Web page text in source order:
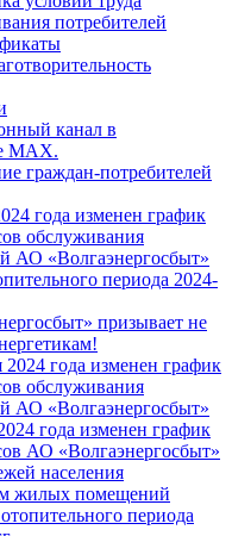
потребителей
канал в
MAX.
граждан-потребителей
года изменен график
обслуживания
АО «Волгаэнергосбыт»
периода 2024-
призывает не
2024 года изменен график
обслуживания
АО «Волгаэнергосбыт»
года изменен график
АО «Волгаэнергосбыт»
населения
жилых помещений
периода